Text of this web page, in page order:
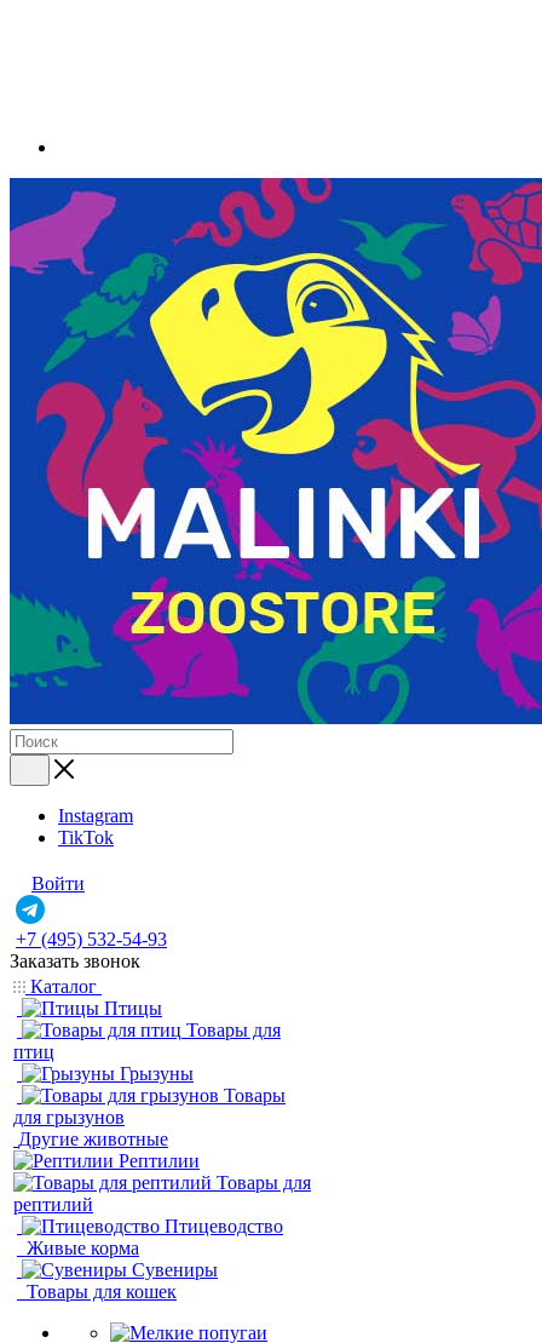
Instagram
TikTok
Войти
+7 (495) 532-54-93
Заказать звонок
Каталог
Птицы
Товары для
птиц
Грызуны
Товары
для грызунов
Другие животные
Рептилии
Товары для
рептилий
Птицеводство
Живые корма
Сувениры
Товары для кошек